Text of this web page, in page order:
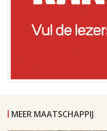
MEER MAATSCHAPPIJ